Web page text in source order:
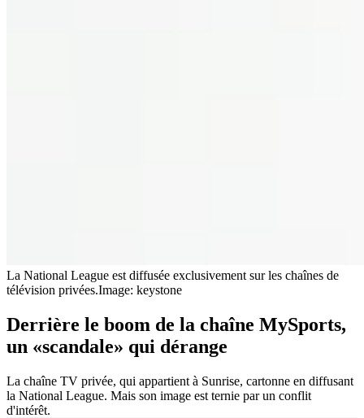
La National League est diffusée exclusivement sur les chaînes de
télévision privées.Image: keystone
Derrière le boom de la chaîne MySports,
un «scandale» qui dérange
La chaîne TV privée, qui appartient à Sunrise, cartonne en diffusant
la National League. Mais son image est ternie par un conflit
d'intérêt.